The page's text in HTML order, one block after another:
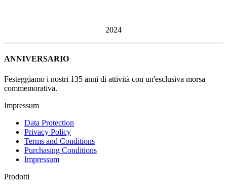
2024
ANNIVERSARIO
Festeggiamo i nostri 135 anni di attività con un'esclusiva morsa
commemorativa.
Impressum
Data Protection
Privacy Policy
Terms and Conditions
Purchasing Conditions
Impressum
Prodotti